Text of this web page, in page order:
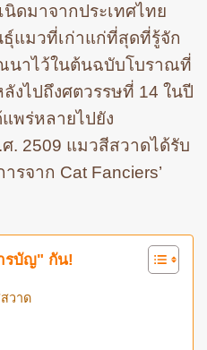
ดมาจากประเทศไทย
แมวที่เก่าแก่ที่สุดที่รู้จัก
นาไว้ในต้นฉบับโบราณที่
ลังไปถึงศตวรรษที่ 14 ในปี
พร่หลายไปยัง
. 2509 แมวสีสวาดได้รับ
รจาก Cat Fanciers’
รบัญ" กัน!
วาด